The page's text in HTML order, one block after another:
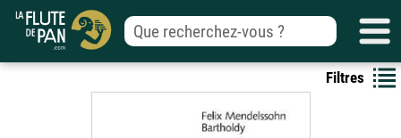
Filtres